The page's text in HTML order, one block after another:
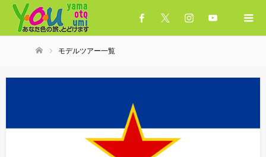
モデルツアー一覧